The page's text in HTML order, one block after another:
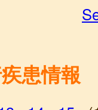
患情報